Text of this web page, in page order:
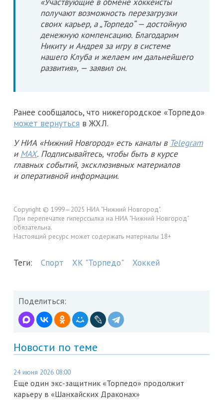
получают возможность перезагрузки
своих карьер, а „Торпедо“ — достойную
денежную компенсацию. Благодарим
Никиту и Андрея за игру в системе
нашего Клуба и желаем им дальнейшего
развития», — заявил он.
Ранее сообщалось, что нижегородское «Торпедо»
может вернуться в ЖХЛ.
У НИА «Нижний Новгород» есть каналы в Telegram
и MAX. Подписывайтесь, чтобы быть в курсе
главных событий, эксклюзивных материалов
и оперативной информации.
Copyright © 1999—2025 НИА "Нижний Новгород".
При перепечатке гиперссылка на НИА "Нижний Новгород"
обязательна.
Настоящий ресурс может содержать материалы 18+
Теги: Спорт ХК "Торпедо" Хоккей
Поделиться:
Новости по теме
24 июня 2026 08:00
Еще один экс-защитник «Торпедо» продолжит
карьеру в «Шанхайских Драконах»